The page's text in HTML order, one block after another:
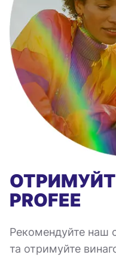
PROFEE
Рекомендуйте наш
та отримуйте